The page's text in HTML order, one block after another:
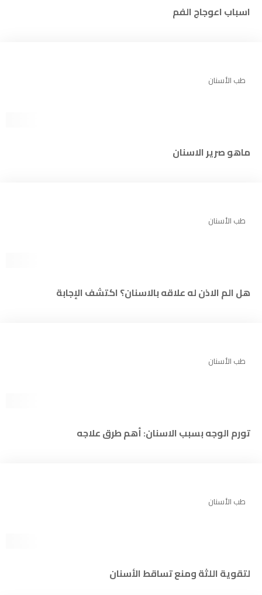
اسباب اعوجاج الفم
طب الأسنان
ماهو صرير الاسنان
طب الأسنان
هل الم الاذن له علاقه بالاسنان؟ اكتشف الإجابة
طب الأسنان
تورم الوجه بسبب الاسنان: أهم طرق علاجه
طب الأسنان
لتقوية اللثة ومنع تساقط الأسنان